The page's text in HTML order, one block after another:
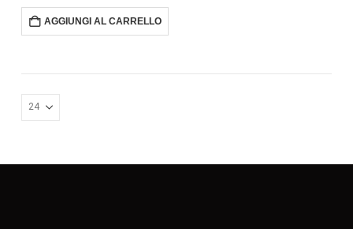
originale
era:
€6.00.
attuale
è:
€4.50.
AGGIUNGI AL CARRELLO